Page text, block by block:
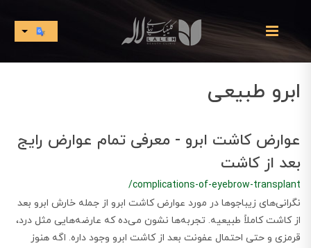
ابرو طبیعی
عوارض کاشت ابرو - معرفی تمام عوارض رایج
بعد از کاشت
/complications-of-eyebrow-transplant
نگرانی‌های زیباجوها در مورد عوارض کاشت ابرو از جمله خارش ابرو بعد
از کاشت کاملاً طبیعیه. تجربه‌ها نشون می‌ده که عارضه‌هایی مثل درد،
قرمزی و حتی احتمال عفونت بعد از کاشت ابرو وجود داره. اگه هنوز